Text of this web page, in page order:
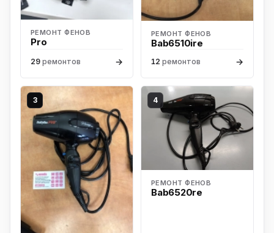
РЕМОНТ ФЕНОВ
Pro
29 ремонтов →
РЕМОНТ ФЕНОВ
Bab6510ire
12 ремонтов →
3 4
РЕМОНТ ФЕНОВ
Bab6520re